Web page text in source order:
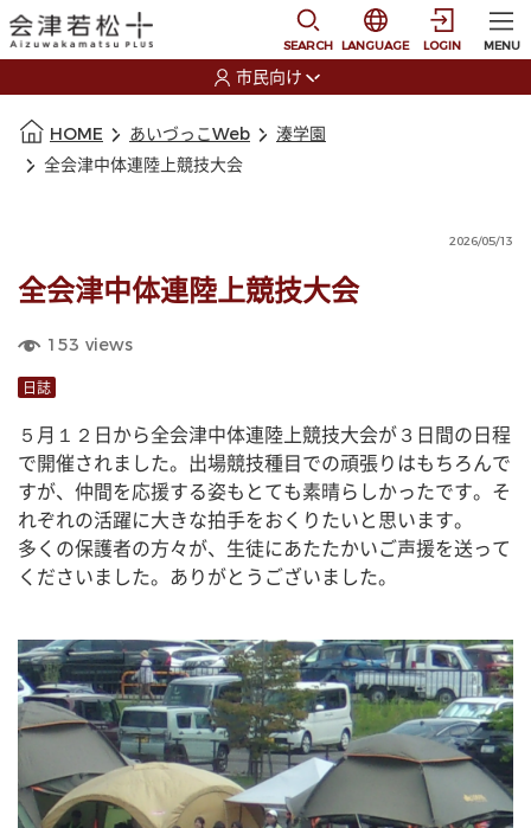
SEARCH
選択すると言語の切
LANGUAGE LOGIN MENU
市民向け
HOME あいづっこWeb
湊学園
全会津中体連陸上競技大会
2026/05/13
全会津中体連陸上競技大会
153 views
日誌
５月１２日から全会津中体連陸上競技大会が３日間の日程
で開催されました。出場競技種目での頑張りはもちろんで
すが、仲間を応援する姿もとても素晴らしかったです。そ
れぞれの活躍に大きな拍手をおくりたいと思います。
多くの保護者の方々が、生徒にあたたかいご声援を送って
くださいました。ありがとうございました。